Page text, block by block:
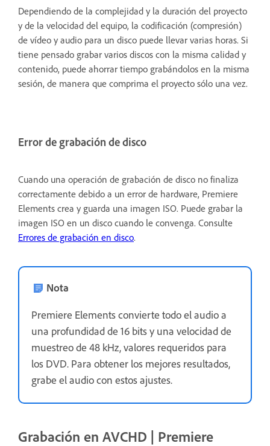
Dependiendo de la complejidad y la duración del proyecto
y de la velocidad del equipo, la codificación (compresión)
de vídeo y audio para un disco puede llevar varias horas. Si
tiene pensado grabar varios discos con la misma calidad y
contenido, puede ahorrar tiempo grabándolos en la misma
sesión, de manera que comprima el proyecto sólo una vez.
Error de grabación de disco
Cuando una operación de grabación de disco no finaliza
correctamente debido a un error de hardware, Premiere
Elements crea y guarda una imagen ISO. Puede grabar la
imagen ISO en un disco cuando le convenga. Consulte
Errores de grabación en disco.
Nota
Premiere Elements convierte todo el audio a
una profundidad de 16 bits y una velocidad de
muestreo de 48 kHz, valores requeridos para
los DVD. Para obtener los mejores resultados,
grabe el audio con estos ajustes.
Grabación en AVCHD | Premiere